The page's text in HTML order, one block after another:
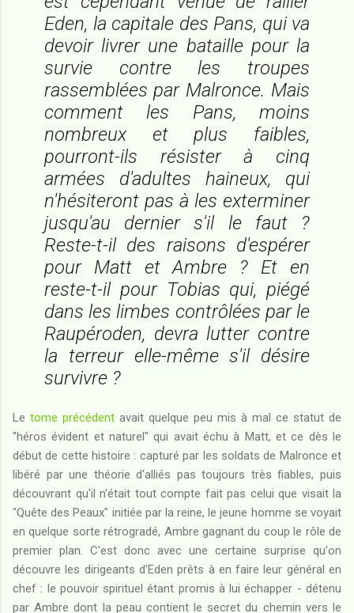
Eden, la capitale des Pans, qui va
devoir livrer une bataille pour la
survie contre les troupes
rassemblées par Malronce. Mais
comment les Pans, moins
nombreux et plus faibles,
pourront-ils résister à cinq
armées d'adultes haineux, qui
n'hésiteront pas à les exterminer
jusqu'au dernier s'il le faut ?
Reste-t-il des raisons d'espérer
pour Matt et Ambre ? Et en
reste-t-il pour Tobias qui, piégé
dans les limbes contrôlées par le
Raupéroden, devra lutter contre
la terreur elle-même s'il désire
survivre ?
Le tome précédent avait quelque peu mis à mal ce statut de
"héros évident et naturel" qui avait échu à Matt, et ce dès le
début de cette histoire : capturé par les soldats de Malronce et
libéré par une théorie d'alliés pas toujours très fiables, puis
découvrant qu'il n'était tout compte fait pas celui que visait la
"Quête des Peaux" initiée par la reine, le jeune homme se voyait
en quelque sorte rétrogradé, Ambre gagnant du coup le rôle de
premier plan. C'est donc avec une certaine surprise qu'on
découvre les dirigeants d'Eden prêts à en faire leur général en
chef : le pouvoir spirituel étant promis à lui échapper - détenu
par Ambre dont la peau contient le secret du chemin vers le